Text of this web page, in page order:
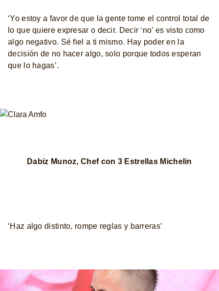
‘Yo estoy a favor de que la gente tome el control total de
lo que quiere expresar o decir. Decir ‘no’ es visto como
algo negativo. Sé fiel a ti mismo. Hay poder en la
decisión de no hacer algo, solo porque todos esperan
que lo hagas’.
Dabiz Munoz, Chef con 3 Estrellas Michelin
‘Haz algo distinto, rompe reglas y barreras’